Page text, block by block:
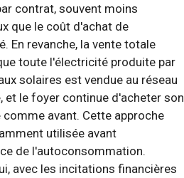
contrat, souvent moins
que le coût d'achat de
En revanche, la vente totale
toute l'électricité produite par
solaires est vendue au réseau
et le foyer continue d'acheter son
avant. Cette approche
utilisée avant
de l'autoconsommation.
avec les incitations financières